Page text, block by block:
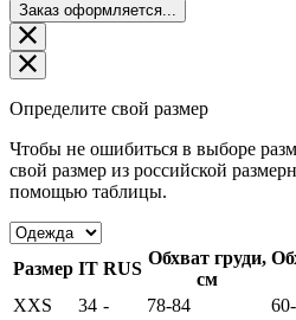
Заказ оформляется...
Определите свой размер
Чтобы не ошибиться в выборе
свой размер из российской
помощью таблицы.
Размер IT RUS
Обхват груди,
см
XXS
34 - 78-84